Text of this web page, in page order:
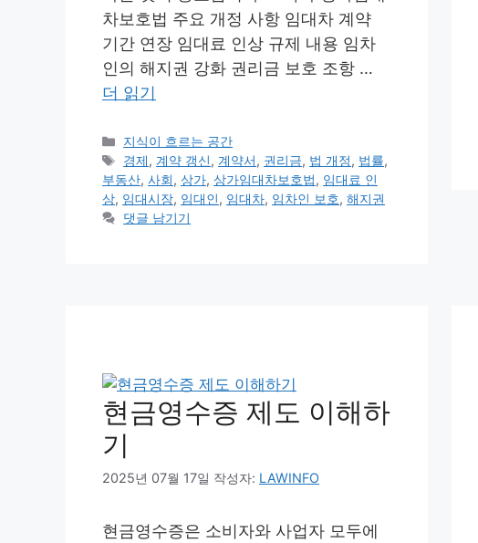
차보호법 주요 개정 사항 임대차 계약
기간 연장 임대료 인상 규제 내용 임차
인의 해지권 강화 권리금 보호 조항 …
더 읽기
카
테
고
리
지식이 흐르는 공간
태
그
경제, 계약 갱신, 계약서, 권리금, 법 개정, 법률,
부동산, 사회, 상가, 상가임대차보호법, 임대료 인
상, 임대시장, 임대인, 임대차, 임차인 보호, 해지권
댓글 남기기
현금영수증 제도 이해하
기
2025년 07월 17일 작성자: LAWINFO
현금영수증은 소비자와 사업자 모두에